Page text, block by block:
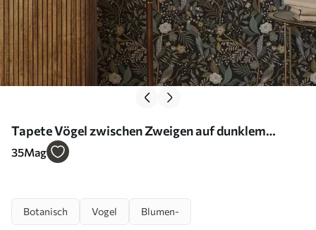
Tapete Vögel zwischen Zweigen auf dunklem
Hintergrund Nr. a00161
35Mag
Botanisch Vogel Blumen-